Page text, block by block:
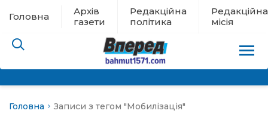
Головна
Архів
газети
Редакційна
політика
Редакційна
місія
Головна Записи з тегом "Мобилізація"